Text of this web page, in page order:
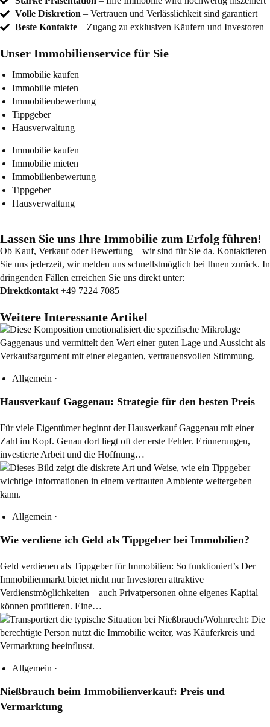
Volle Diskretion – Vertrauen und Verlässlichkeit sind garantiert
Beste Kontakte – Zugang zu exklusiven Käufern und Investoren
Unser Immobilienservice für Sie
Immobilie kaufen
Immobilie mieten
Immobilienbewertung
Tippgeber
Hausverwaltung
Immobilie kaufen
Immobilie mieten
Immobilienbewertung
Tippgeber
Hausverwaltung
Lassen Sie uns Ihre Immobilie zum Erfolg führen!
Ob Kauf, Verkauf oder Bewertung – wir sind für Sie da. Kontaktieren
Sie uns jederzeit, wir melden uns schnellstmöglich bei Ihnen zurück. In
dringenden Fällen erreichen Sie uns direkt unter:
Direktkontakt +49 7224 7085
Weitere Interessante Artikel
Allgemein ·
Hausverkauf Gaggenau: Strategie für den besten Preis
Für viele Eigentümer beginnt der Hausverkauf Gaggenau mit einer
Zahl im Kopf. Genau dort liegt oft der erste Fehler. Erinnerungen,
investierte Arbeit und die Hoffnung…
Allgemein ·
Wie verdiene ich Geld als Tippgeber bei Immobilien?
Geld verdienen als Tippgeber für Immobilien: So funktioniert’s Der
Immobilienmarkt bietet nicht nur Investoren attraktive
Verdienstmöglichkeiten – auch Privatpersonen ohne eigenes Kapital
können profitieren. Eine…
Allgemein ·
Nießbrauch beim Immobilienverkauf: Preis und
Vermarktung